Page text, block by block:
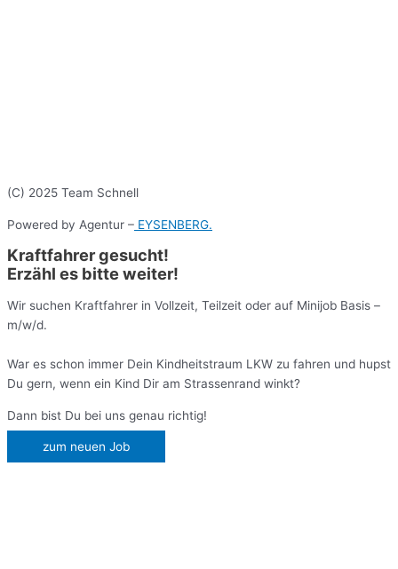
(C) 2025 Team Schnell
Powered by Agentur – EYSENBERG.
Kraftfahrer gesucht!
Erzähl es bitte weiter!
Wir suchen Kraftfahrer in Vollzeit, Teilzeit oder auf Minijob Basis –
m/w/d.
War es schon immer Dein Kindheitstraum LKW zu fahren und hupst
Du gern, wenn ein Kind Dir am Strassenrand winkt?
Dann bist Du bei uns genau richtig!
zum neuen Job